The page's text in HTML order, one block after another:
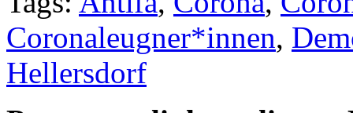
Coronaleugner*innen,
Hellersdorf